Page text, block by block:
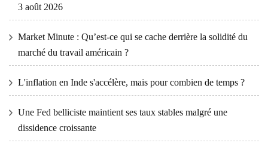
3 août 2026
Market Minute : Qu’est-ce qui se cache derrière la solidité du
marché du travail américain ?
L'inflation en Inde s'accélère, mais pour combien de temps ?
Une Fed belliciste maintient ses taux stables malgré une
dissidence croissante